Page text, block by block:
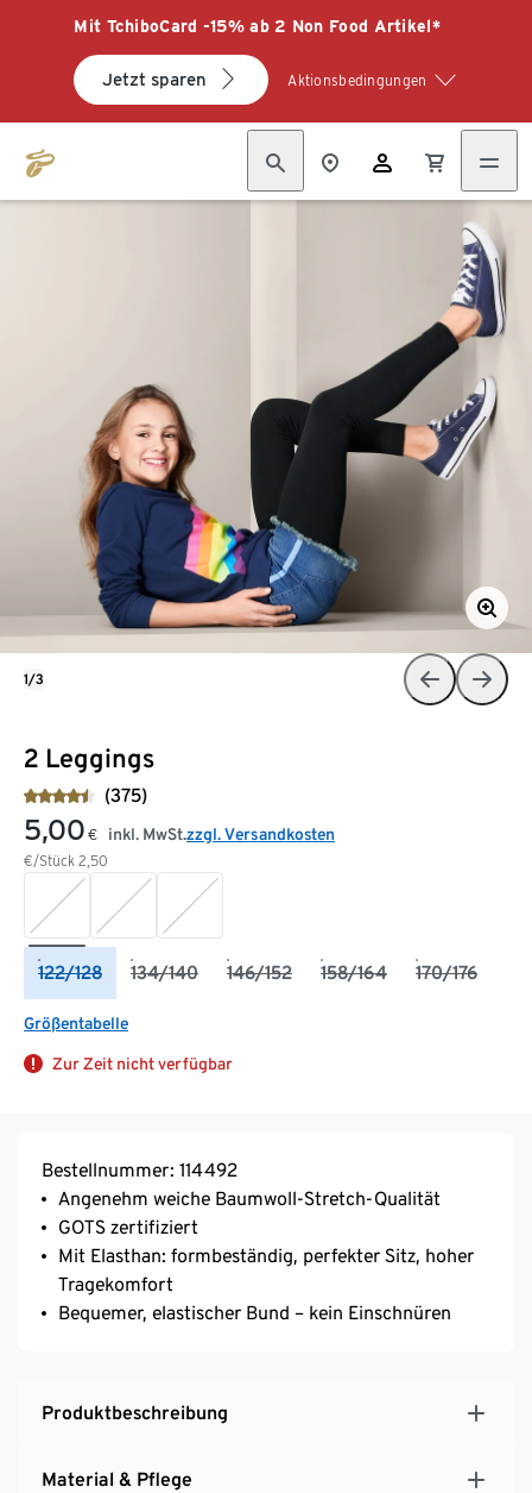
Mit TchiboCard -15% ab 2 Non Food Artikel*
Jetzt sparen Aktionsbedingungen
2 Leggings
(375)
5,00 €
€/Stück 2,50
inkl. MwSt.zzgl. Versandkosten
122/128 134/140 146/152 158/164 170/176
Größentabelle
Zur Zeit nicht verfügbar
1/3
Bestellnummer: 114492
Angenehm weiche Baumwoll-Stretch-Qualität
GOTS zertifiziert
Mit Elasthan: formbeständig, perfekter Sitz, hoher
Tragekomfort
Bequemer, elastischer Bund – kein Einschnüren
Produktbeschreibung
Material & Pflege